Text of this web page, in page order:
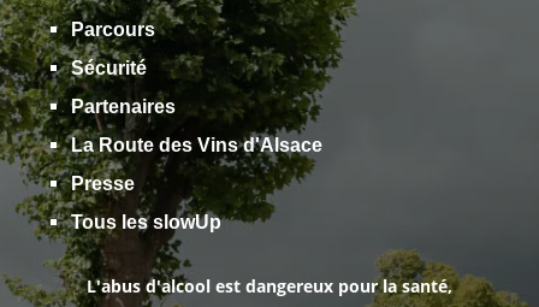
Parcours
Sécurité
Partenaires
La Route des Vins d'Alsace
Presse
Tous les slowUp
L'abus d'alcool est dangereux pour la santé,